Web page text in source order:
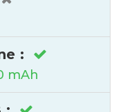
:
mAh